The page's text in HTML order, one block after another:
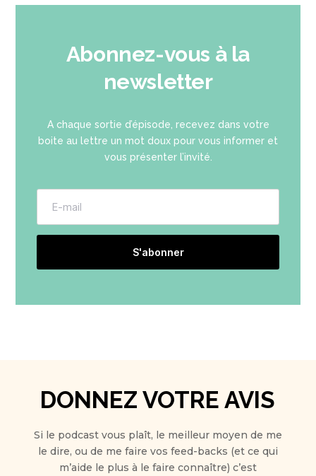
Abonnez-vous à la
newsletter
A chaque sortie d’épisode, recevez dans votre
boite au lettre un mot doux pour vous informer et
vous présenter l’invité.
S'abonner
DONNEZ VOTRE AVIS
Si le podcast vous plaît, le meilleur moyen de me
le dire, ou de me faire vos feed-backs (et ce qui
m’aide le plus à le faire connaître) c’est